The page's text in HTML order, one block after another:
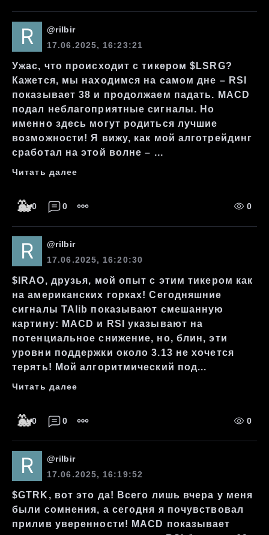
@rilbir
17.06.2025, 16:23:21
Ужас, что происходит с тикером $LSRG?
Кажется, мы находимся на самом дне – RSI
показывает 38 и продолжаем падать. MACD
подал неблагоприятные сигналы. Но
именно здесь могут родиться лучшие
возможности! Я вижу, как мой алготрейдинг
сработал на этой волне – ...
Читать далее
🐳0 0 0
@rilbir
17.06.2025, 16:20:30
$IRAO, друзья, мой опыт с этим тикером как
на американских горках! Сегодняшние
сигналы TAlib показывают смешанную
картину: MACD и RSI указывают на
потенциальное снижение, но, блин, эти
уровни поддержки около 3.13 не хочется
терять! Мой алгоритмический под...
Читать далее
🐳0 0 0
@rilbir
17.06.2025, 16:19:52
$GTRK, вот это да! Всего лишь вчера у меня
были сомнения, а сегодня я почувствовал
прилив уверенности! MACD показывает